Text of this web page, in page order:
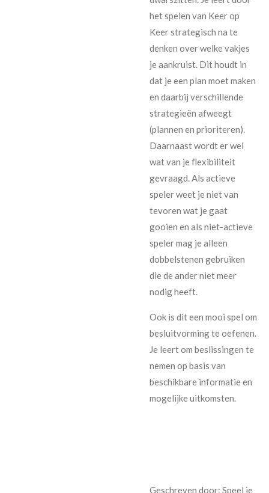
het spelen van Keer op
Keer strategisch na te
denken over welke vakjes
je aankruist. Dit houdt in
dat je een plan moet maken
en daarbij verschillende
strategieën afweegt
(plannen en prioriteren).
Daarnaast wordt er wel
wat van je flexibiliteit
gevraagd. Als actieve
speler weet je niet van
tevoren wat je gaat
gooien en als niet-actieve
speler mag je alleen
dobbelstenen gebruiken
die de ander niet meer
nodig heeft.
Ook is dit een mooi spel om
besluitvorming te oefenen.
Je leert om beslissingen te
nemen op basis van
beschikbare informatie en
mogelijke uitkomsten.
Geschreven door: Speel je